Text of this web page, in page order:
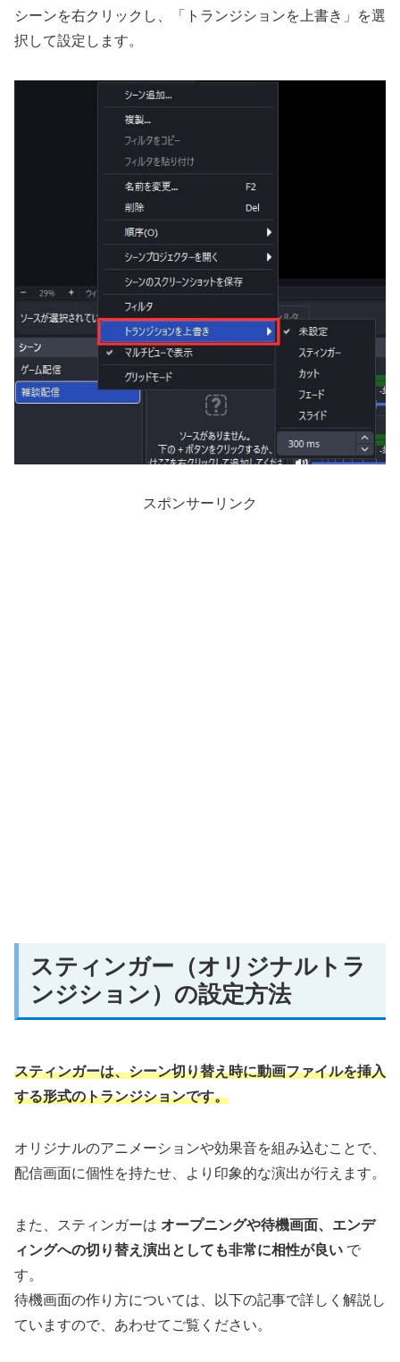
シーンを右クリックし、「トランジションを上書き」を選
択して設定します。
スポンサーリンク
スティンガー（オリジナルトラ
ンジション）の設定方法
スティンガーは、シーン切り替え時に動画ファイルを挿入
する形式のトランジションです。
オリジナルのアニメーションや効果音を組み込むことで、
配信画面に個性を持たせ、より印象的な演出が行えます。
また、スティンガーは オープニングや待機画面、エンデ
ィングへの切り替え演出としても非常に相性が良い で
す。
待機画面の作り方については、以下の記事で詳しく解説し
ていますので、あわせてご覧ください。